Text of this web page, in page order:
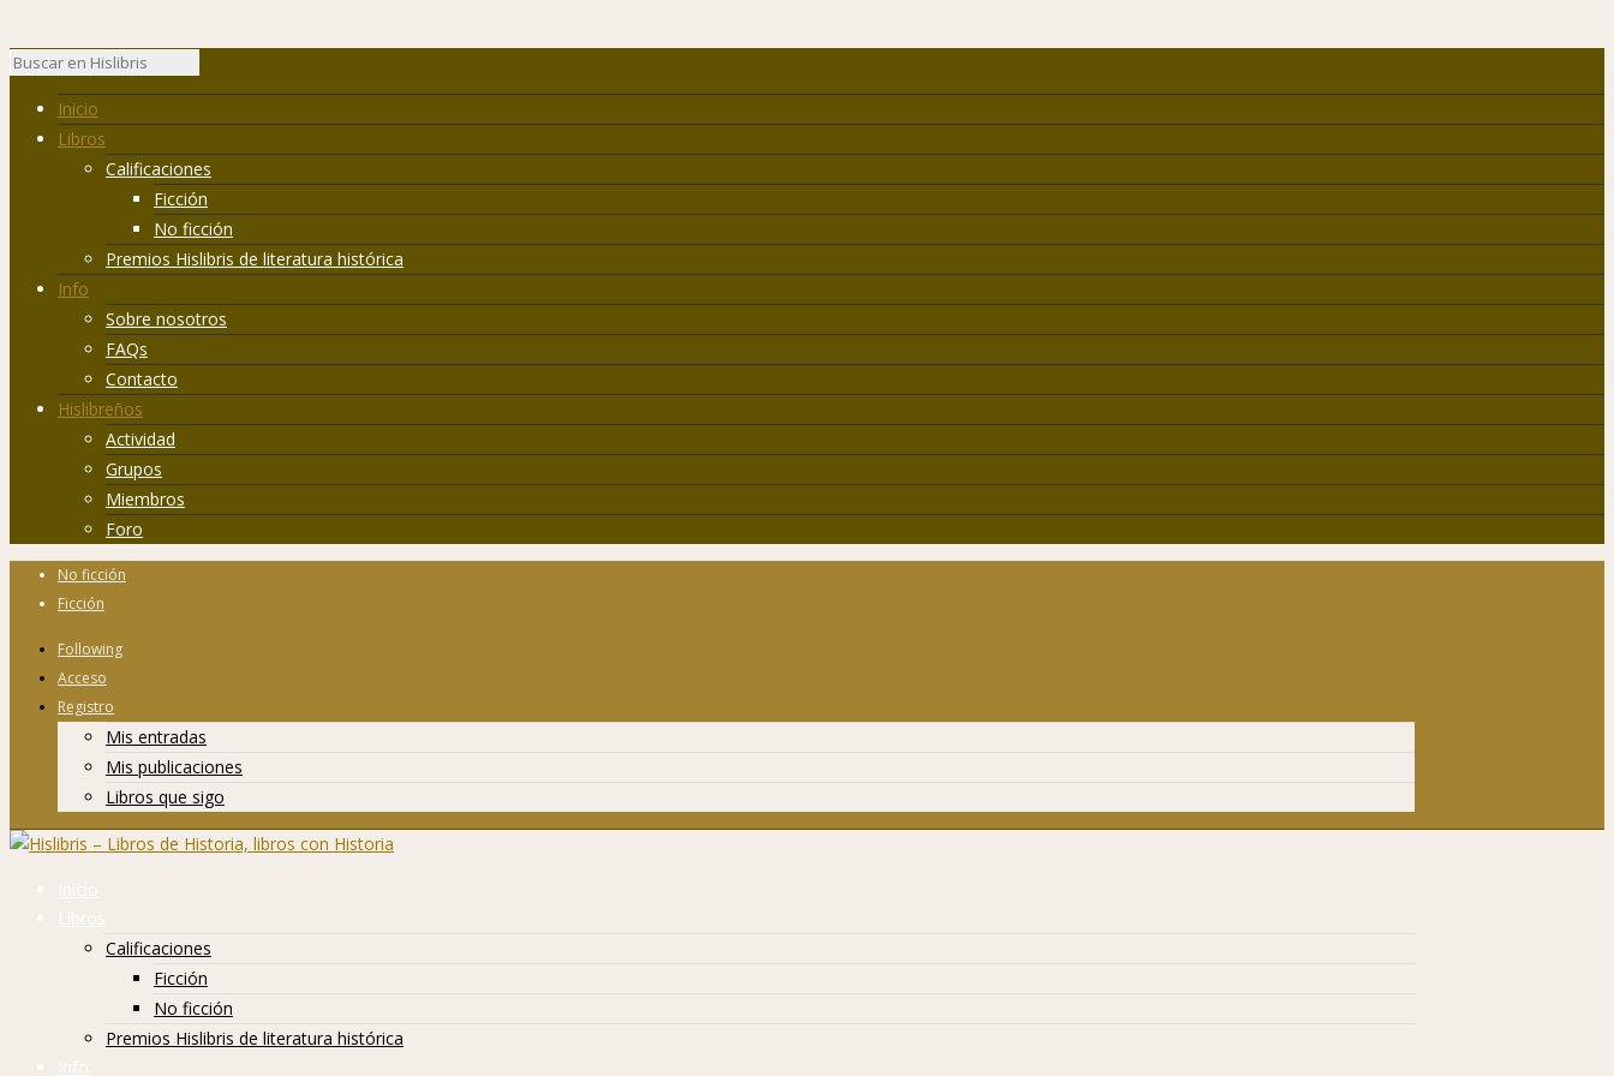
Inicio
Libros
Calificaciones
Ficción
No ficción
Premios Hislibris de literatura histórica
Info
Sobre nosotros
FAQs
Contacto
Hislibreños
Actividad
Grupos
Miembros
Foro
No ficción
Ficción
Following
Acceso
Registro
Mis entradas
Mis publicaciones
Libros que sigo
Inicio
Libros
Calificaciones
Ficción
No ficción
Premios Hislibris de literatura histórica
Info